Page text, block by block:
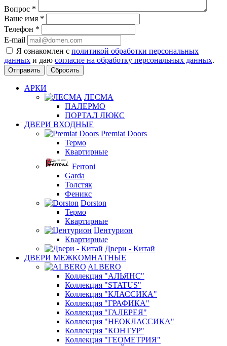
Вопрос *
Ваше имя *
Телефон *
E-mail
Я ознакомлен с политикой обработки персональных
данных и даю согласие на обработку персональных данных.
Сбросить
АРКИ
ЛЕСМА
ПАЛЕРМО
ПОРТАЛ ЛЮКС
ДВЕРИ ВХОДНЫЕ
Premiat Doors
Термо
Квартирные
Ferroni
Garda
Толстяк
Феникс
Dorston
Термо
Квартирные
Центурион
Квартирные
Двери - Китай
ДВЕРИ МЕЖКОМНАТНЫЕ
ALBERO
Коллекция "АЛЬЯНС"
Коллекция "STATUS"
Коллекция "КЛАССИКА"
Коллекция "ГРАФИКА"
Коллекция "ГАЛЕРЕЯ"
Коллекция "НЕОКЛАССИКА"
Коллекция "КОНТУР"
Коллекция "ГЕОМЕТРИЯ"